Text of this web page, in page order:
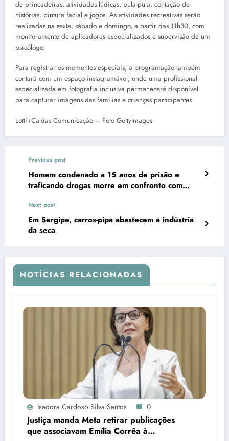
de brincadeiras, atividades lúdicas, pula-pula, contação de
histórias, pintura facial e jogos. As atividades recreativas serão
realizadas na sexta, sábado e domingo, a partir das 11h30, com
monitoramento de aplicadores especializados e supervisão de um
psicólogo.
Para registrar os momentos especiais, a programação também
contará com um espaço instagramável, onde uma profissional
especializada em fotografia inclusiva permanecerá disponível
para capturar imagens das famílias e crianças participantes.
Lotti+Caldas Comunicação – Foto GettyImages
Previous post
Homem condenado a 15 anos de prisão e
traficando drogas morre em confronto com
Next post
Em Sergipe, carros-pipa abastecem a indústria
da seca
NOTÍCIAS RELACIONADAS
Isadora Cardoso Silva Santos 0
Justiça manda Meta retirar publicações
que associavam Emília Corrêa à